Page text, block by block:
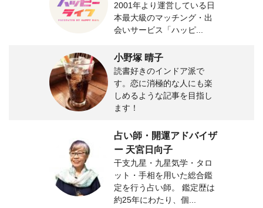
2001年より運営している日
本最大級のマッチング・出
会いサービス「ハッピ...
小野塚 晴子
読書好きのインドア派で
す。恋に消極的な人にも楽
しめるような記事を目指し
ます！
占い師・開運アドバイザ
ー 天宮日向子
干支九星・九星気学・タロ
ット・手相を用いた総合鑑
定を行う占い師。 鑑定歴は
約25年にわたり、個...